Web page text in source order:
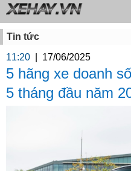
Tin tức
11:20
17/06/2025
5 hãng xe doanh
5 tháng đầu năm